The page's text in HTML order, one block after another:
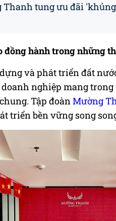
Thanh tung ưu đãi
đồng hành trong những
và phát triển đất
nghiệp mang
Tập đoànMường
triển bền vững song